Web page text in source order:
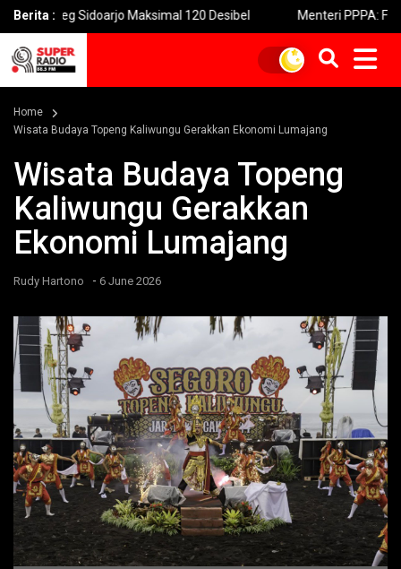
Berita :
Sidoarjo Maksimal 120 Desibel Menteri PPPA: Festival
Home
Wisata Budaya Topeng Kaliwungu Gerakkan Ekonomi Lumajang
Wisata Budaya Topeng
Kaliwungu Gerakkan
Ekonomi Lumajang
Rudy Hartono - 6 June 2026